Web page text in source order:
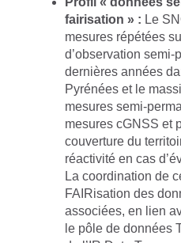
fairisation » : Le
mesures répétées
d’observation
dernières années
Pyrénées et le
mesures semi-
mesures cGNSS et
couverture du
réactivité en cas
La coordination de
FAIRisation des
associées, en lien
le pôle de données